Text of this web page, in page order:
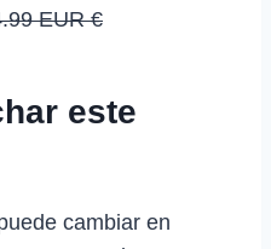
EUR €
este
cambiar en